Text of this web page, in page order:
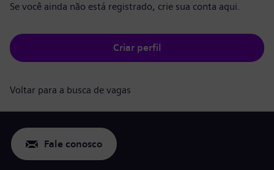
Se você ainda não está registrado, crie sua conta aqui.
Criar perfil
Voltar para a busca de vagas
Fale conosco